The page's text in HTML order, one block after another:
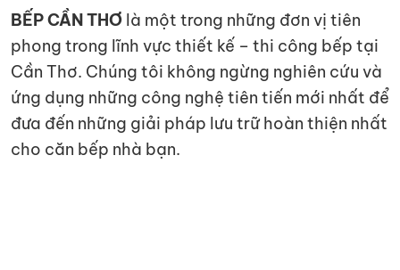
BẾP CẦN THƠ là một trong những đơn vị tiên
phong trong lĩnh vực thiết kế – thi công bếp tại
Cần Thơ. Chúng tôi không ngừng nghiên cứu và
ứng dụng những công nghệ tiên tiến mới nhất để
đưa đến những giải pháp lưu trữ hoàn thiện nhất
cho căn bếp nhà bạn.